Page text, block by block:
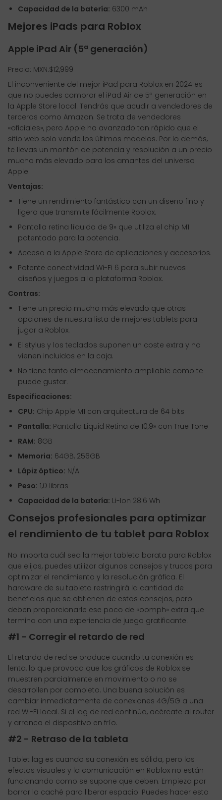
Capacidad de la batería: 6300 mAh
Mejores iPads para Roblox
Apple iPad Air (5ª generación)
Precio: MXN.$12,999
El inconveniente del mejor iPad para Roblox en 2024 es
que no puedes comprar el iPad Air de 5ª generación en
la Apple Store local. Tendrás que acudir a vendedores de
terceros como Amazon. Se trata de vendedores
«oficiales», pero Apple ha avanzado tan rápido que el
sitio web solo vende los últimos modelos. Por lo demás,
te llevas un montón de potencia y resolución a un precio
mucho más elevado para los amantes del universo
Apple.
Ventajas:
Tiene un rendimiento fantástico con un diseño fino y
ligero que transmite fácilmente Roblox.
Pantalla retina líquida de 9» que utiliza el chip M1
patentado para la potencia.
Acceso a la Apple Store de aplicaciones y accesorios.
Potente conectividad Wi-Fi 6 para subir nuevos
diseños y juegos a la plataforma Roblox.
Contras:
Tiene un precio mucho más elevado que otras
opciones de nuestra lista de mejores tablets para
jugar a Roblox.
El stylus y los teclados suponen un coste extra y no
vienen incluidos en la caja.
No tiene tanto almacenamiento ampliable como te
puede gustar.
Especificaciones:
CPU: Chip Apple M1 con arquitectura de 64 bits
Pantalla: Pantalla Liquid Retina de 10,9» con True Tone
RAM: 8GB
Memoria: 64GB, 256GB
Lápiz óptico: N/A
Peso: 1,0 libras
Capacidad de la batería: Li-Ion 28.6 Wh
Consejos profesionales para optimizar
el rendimiento de tu tablet para Roblox
No importa cuál sea la mejor tableta barata para Roblox
que elijas, puedes utilizar algunos consejos y trucos para
optimizar el rendimiento y la resolución gráfica. El
hardware de su tableta restringirá la cantidad de
beneficios que se obtienen de estos consejos, pero
deben proporcionarle ese poco de «oomph» extra que
termina con una experiencia de juego gratificante.
#1 - Corregir el retardo de red
El retardo de red se produce cuando tu conexión es
lenta, lo que provoca que los gráficos de Roblox se
muestren parcialmente en movimiento o no se
desarrollen por completo. Una buena solución es
cambiar inmediatamente de conexiones 4G/5G a una
red Wi-Fi local. Si el lag de red continúa, acércate al router
y arranca el dispositivo en frío.
#2 - Retraso de la tableta
Tablet lag es cuando su conexión es sólida, pero los
efectos visuales y la comunicación en Roblox no están
funcionando como se supone que deben. Empieza por
borrar la caché para liberar espacio. Puedes hacer esto